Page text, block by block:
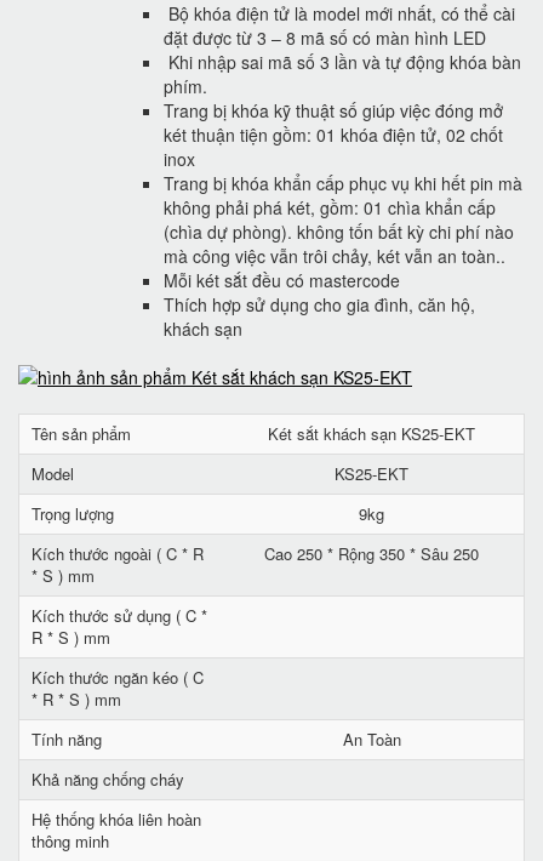
Bộ khóa điện tử là model mới nhất, có thể cài
đặt được từ 3 – 8 mã số có màn hình LED
Khi nhập sai mã số 3 lần và tự động khóa bàn
phím.
Trang bị khóa kỹ thuật số giúp việc đóng mở
két thuận tiện gồm: 01 khóa điện tử, 02 chốt
inox
Trang bị khóa khẩn cấp phục vụ khi hết pin mà
không phải phá két, gồm: 01 chìa khẩn cấp
(chìa dự phòng). không tốn bất kỳ chi phí nào
mà công việc vẫn trôi chảy, két vẫn an toàn..
Mỗi két sắt đều có mastercode
Thích hợp sử dụng cho gia đình, căn hộ,
khách sạn
Tên sản phẩm
Két sắt khách sạn KS25-EKT
Model
KS25-EKT
Trọng lượng
9kg
Kích thước ngoài ( C * R
* S ) mm
Cao 250 * Rộng 350 * Sâu 250
Kích thước sử dụng ( C *
R * S ) mm
Kích thước ngăn kéo ( C
* R * S ) mm
Tính năng
An Toàn
Khả năng chống cháy
Hệ thống khóa liên hoàn
thông minh